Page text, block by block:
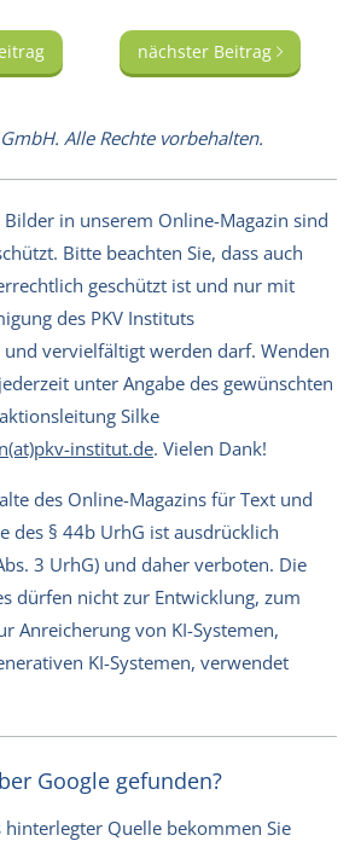
nächster Beitrag
Alle Rechte vorbehalten.
in unserem Online-Magazin sind
Bitte beachten Sie, dass auch
geschützt ist und nur mit
des PKV Instituts
vervielfältigt werden darf. Wenden
unter Angabe des gewünschten
Silke
institut.de. Vielen Dank!
des Online-Magazins für Text und
des § 44b UrhG ist ausdrücklich
3 UrhG) und daher verboten. Die
dürfen nicht zur Entwicklung, zum
Anreicherung von KI-Systemen,
KI-Systemen, verwendet
Google gefunden?
hinterlegter Quelle bekommen Sie